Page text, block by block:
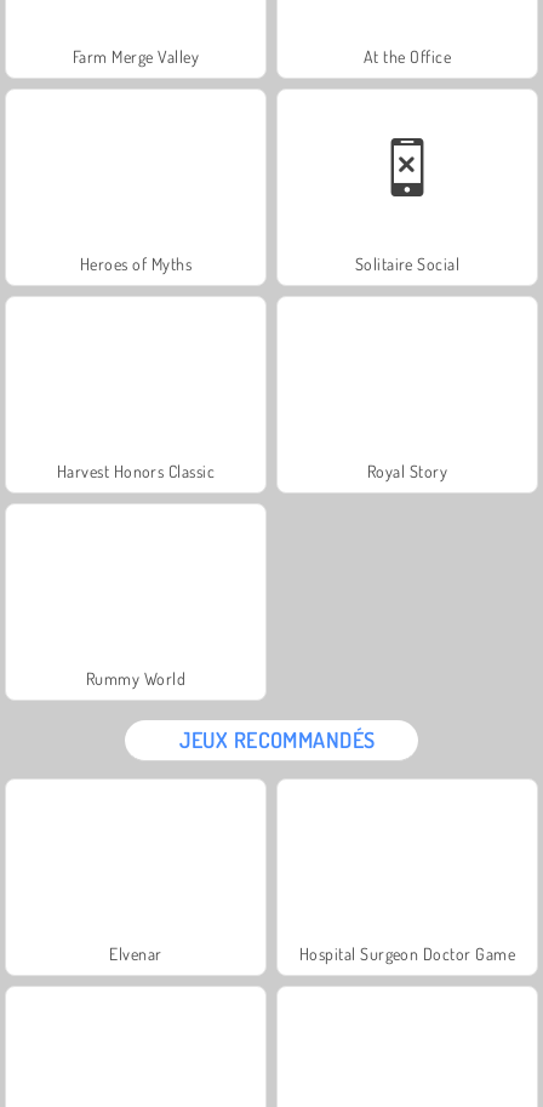
Farm Merge Valley At the Office
Heroes of Myths Solitaire Social
Harvest Honors Classic Royal Story
Rummy World
JEUX RECOMMANDÉS
Elvenar Hospital Surgeon Doctor Game